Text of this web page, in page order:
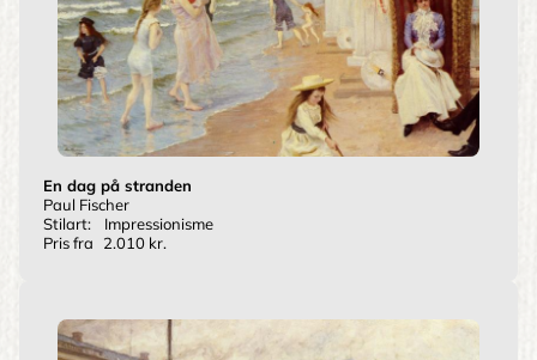
En dag på stranden
Paul Fischer
Stilart:
Impressionisme
Pris fra
2.010 kr.